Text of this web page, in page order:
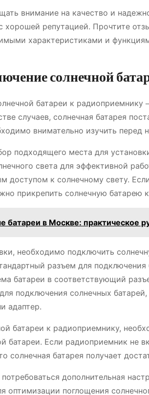
внимание на качество и
хорошей репутацией. Прочтите
характеристиками и
солнечной
батареи к
случаев, солнечная батарея
внимательно изучить перед
подходящего места для
света для эффективной
доступом к солнечному свету.
прикрепить солнечную
батареи в Москве: практическое
необходимо подключить
разъем для
батареи в соответствующий
подключения солнечных
адаптер.
батареи к радиоприемнику,
батареи. Если радиоприемник не
солнечная батарея получает
дополнительная
оптимизации поглощения